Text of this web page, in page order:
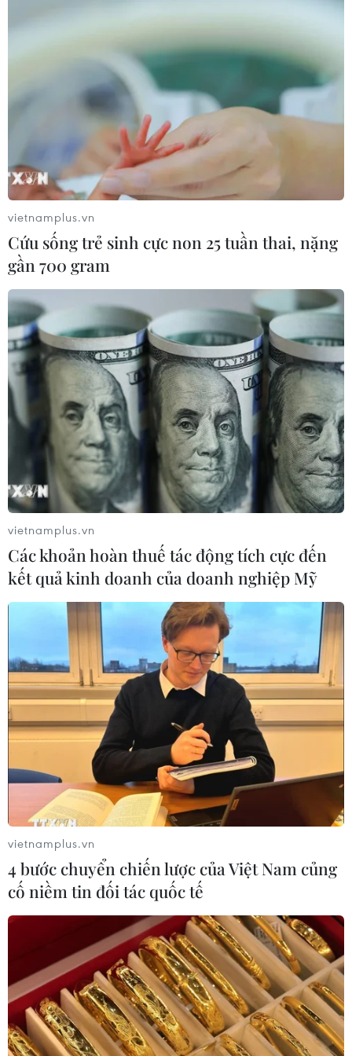
TIN CÙNG CHUYÊN MỤC
vietnamplus.vn
Cứu sống trẻ sinh cực non 25 tuần thai, nặng
gần 700 gram
vietnamplus.vn
Các khoản hoàn thuế tác động tích cực đến
kết quả kinh doanh của doanh nghiệp Mỹ
vietnamplus.vn
4 bước chuyển chiến lược của Việt Nam củng
cố niềm tin đối tác quốc tế